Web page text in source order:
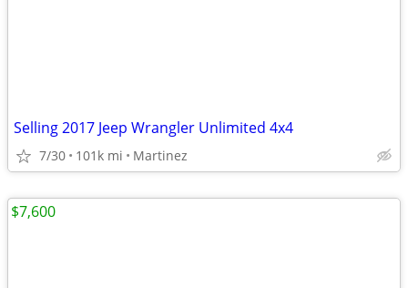
Selling 2017 Jeep Wrangler Unlimited 4x4
7/30 101k mi Martinez
$7,600